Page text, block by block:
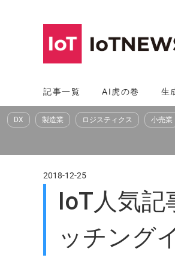
へ
ス
記事一覧 AI虎の巻 生
DX 製造業 ロジスティクス 小売業
2018-12-25
IoT人気
ッチング